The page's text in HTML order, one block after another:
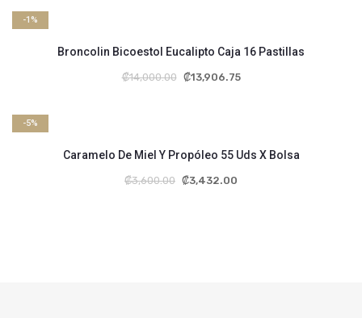
-1%
Broncolin Bicoestol Eucalipto Caja 16 Pastillas
₡14,000.00 ₡13,906.75
-5%
Caramelo De Miel Y Propóleo 55 Uds X Bolsa
₡3,600.00 ₡3,432.00